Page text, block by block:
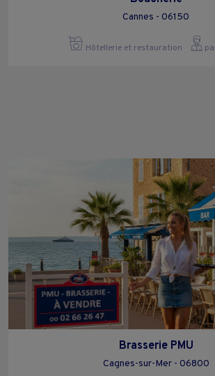
Cannes - 06150
Hôtellerie et restauration
Brasserie PMU
Cagnes-sur-Mer - 06800